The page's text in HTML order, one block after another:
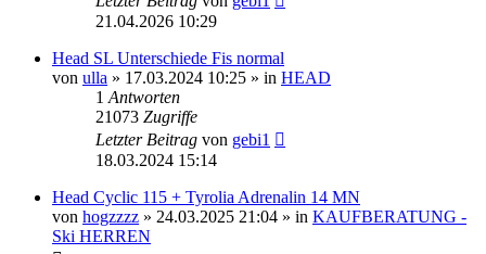
21.04.2026 10:29
Head SL Unterschiede Fis normal
von ulla » 17.03.2024 10:25 » in HEAD
1 Antworten
21073 Zugriffe
Letzter Beitrag von gebi1
18.03.2024 15:14
Head Cyclic 115 + Tyrolia Adrenalin 14 MN
von hogzzzz » 24.03.2025 21:04 » in KAUFBERATUNG -
Ski HERREN